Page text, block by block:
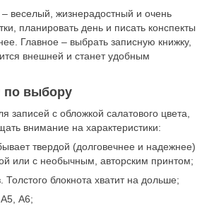
веселый, жизнерадостный и очень
планировать день и писать конспекты
Главное – выбрать записную книжку,
внешней и станет удобным
по выбору
записей с обложкой салатового цвета,
внимание на характеристики:
твердой (долговечнее и надежнее)
или с необычным, авторским принтом;
Толстого блокнота хватит на дольше;
А6;